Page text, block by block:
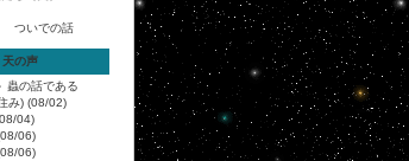
ついでの話
声
蟲の話である
み) (08/02)
04)
06)
06)